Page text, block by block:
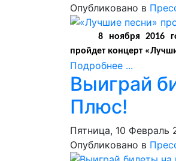
Опубликовано в
8 ноября 2016
пройдет концерт
Подробнее ...
Выиграй
Плюс!
Пятница, 10 Февраль
Опубликовано в